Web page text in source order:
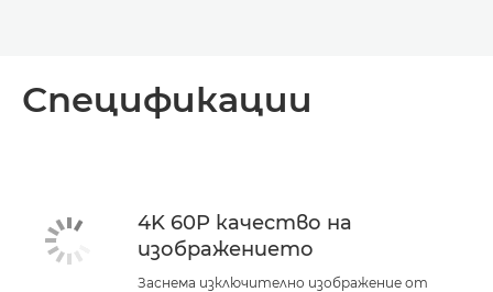
Спецификации
4K 60P качество на
изображението
Заснема изключително изображение от